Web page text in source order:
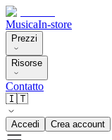
MusicaIn-store
Prezzi
Risorse
Contatto
🇮🇹
Accedi Crea account